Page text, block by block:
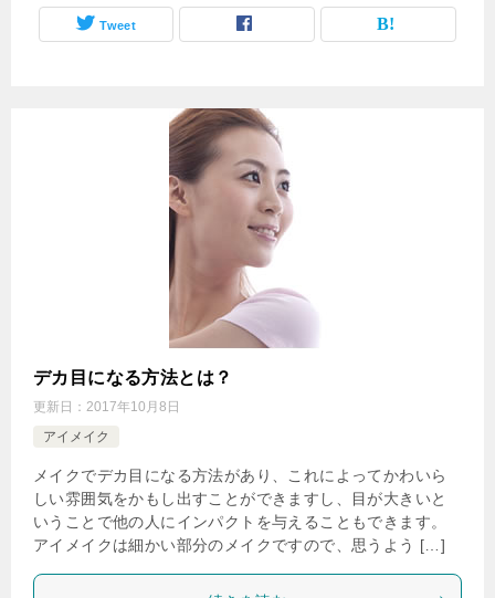
Tweet
デカ目になる方法とは？
更新日： 2017年10月8日
アイメイク
メイクでデカ目になる方法があり、これによってかわいら
しい雰囲気をかもし出すことができますし、目が大きいと
いうことで他の人にインパクトを与えることもできます。
アイメイクは細かい部分のメイクですので、思うよう […]